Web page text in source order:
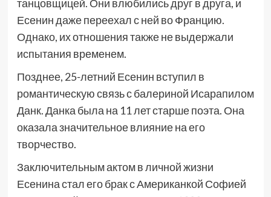
танцовщицей. Они влюбились друг в друга, и
Есенин даже переехал с ней во Францию.
Однако, их отношения также не выдержали
испытания временем.
Позднее, 25-летний Есенин вступил в
романтическую связь с балериной Исарапилом
Данк. Данка была на 11 лет старше поэта. Она
оказала значительное влияние на его
творчество.
Заключительным актом в личной жизни
Есенина стал его брак с Американкой Софией